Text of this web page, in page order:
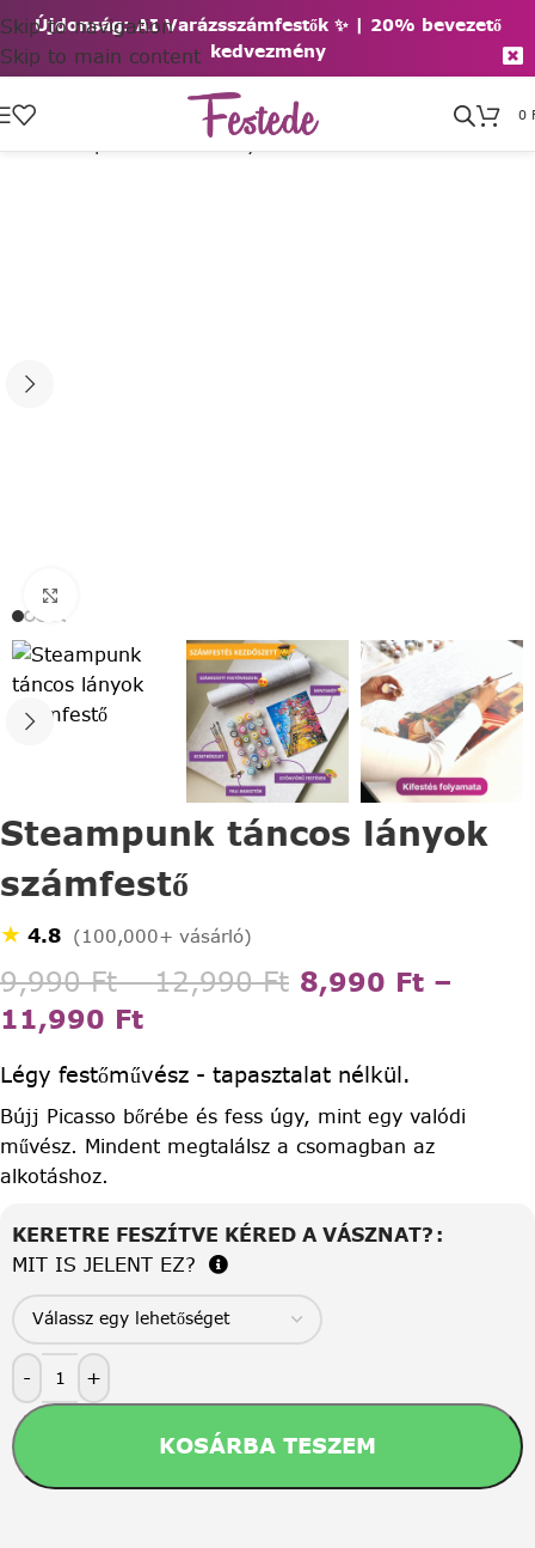
Újdonság: AI Varázsszámfestők ✨ | 20% bevezető
kedvezmény
Skip to navigation
Skip to main content
0
Steampunk táncos lányok
számfestő
★ 4.8 (100,000+ vásárló)
9,990Ft – 12,990Ft 8,990 Ft –
11,990 Ft
Légy festőművész - tapasztalat nélkül.
Bújj Picasso bőrébe és fess úgy, mint egy valódi
művész. Mindent megtalálsz a csomagban az
alkotáshoz.
KERETRE FESZÍTVE KÉRED A VÁSZNAT?
MIT IS JELENT EZ?
- +
KOSÁRBA TESZEM